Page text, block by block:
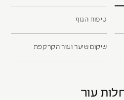
טיפוח הגוף
שיקום שיער ועור הקרקפת
עור